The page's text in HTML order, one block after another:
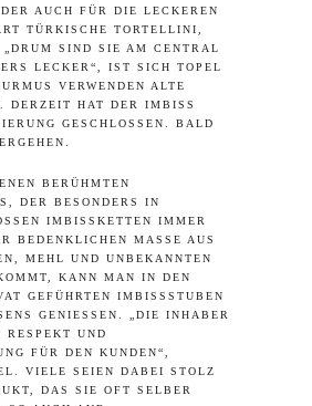
AUCH FÜR DIE LECKEREN M
TÜRKISCHE TORTELLINI, B
SIND SIE AM CENTRAL A
LECKER“, IST SICH TOPEL S
VERWENDEN ALTE H
HAT DER IMBISS W
GESCHLOSSEN. BALD S
BERÜHMTEN
DER BESONDERS IN M
IMBISSKETTEN IMMER ME
MASSE AUS FL
MEHL UND UNBEKANNTEN ZU
KANN MAN IN DEN KL
IMBISSSTUBEN GU
GENIESSEN. „DIE INHABER ZEI
UND VER
DEN KUNDEN“, ERK
SEIEN DABEI STOLZ AUF
DAS SIE OFT SELBER HER